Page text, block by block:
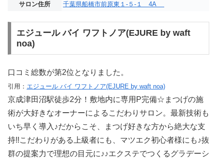
サロン住所
千葉県船橋市前原東１-５-１ 4A
エジュール バイ ワフトノア(EJURE by waft
noa)
口コミ総数が第2位となりました。
引用： エジュール バイ ワフトノア(EJURE by waft noa)
京成津田沼駅徒歩2分！敷地内に専用P完備☆まつげの施
術が大好きなオーナーによるこだわりサロン。最新技術も
いち早く導入♪だからこそ、まつげ好きな方から絶大な支
持!!こだわりがある上級者にも、マツエク初心者様にも♪抜
群の提案力で理想の目元に♪♪エクステでつくるグラデーシ